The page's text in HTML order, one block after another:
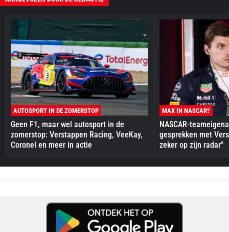
AUTOSPORT IN DE ZOMERSTOP
Geen F1, maar wel autosport in de
zomerstop: Verstappen Racing, VeeKay,
Coronel en meer in actie
MAX IN NASCAR?
NASCAR-
gesprekken met
zeker op zijn radar"